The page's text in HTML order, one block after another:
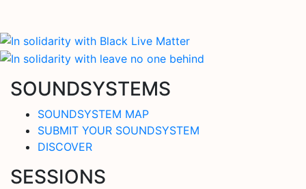
SOUNDSYSTEMS
SOUNDSYSTEM MAP
SUBMIT YOUR SOUNDSYSTEM
DISCOVER
SESSIONS